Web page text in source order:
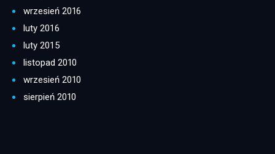
wrzesień 2016
luty 2016
luty 2015
listopad 2010
wrzesień 2010
sierpień 2010